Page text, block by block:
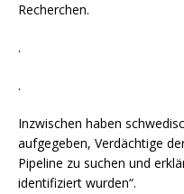
Recherchen.
.
.
Inzwischen haben
aufgegeben, Verdächtige
Pipeline zu suchen und
identifiziert wurden“.